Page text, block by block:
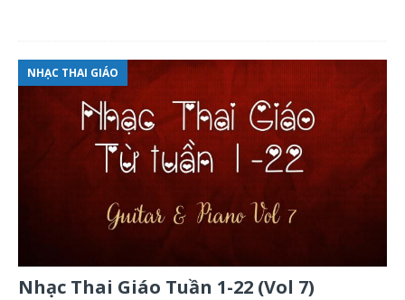
NHẠC THAI GIÁO
Nhạc Thai Giáo Tuần 1-22 (Vol 7)